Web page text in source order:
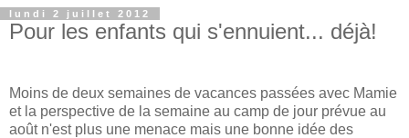
lundi 2 juillet 2012
Pour les enfants qui s'ennuient... déjà!
Moins de deux semaines de vacances passées avec Mamie
et la perspective de la semaine au camp de jour prévue au
août n'est plus une menace mais une bonne idée des